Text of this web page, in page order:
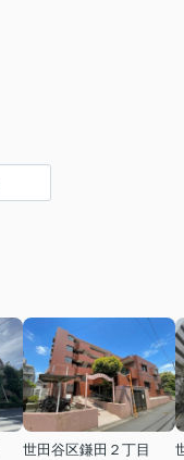
世田谷区鎌田２丁目